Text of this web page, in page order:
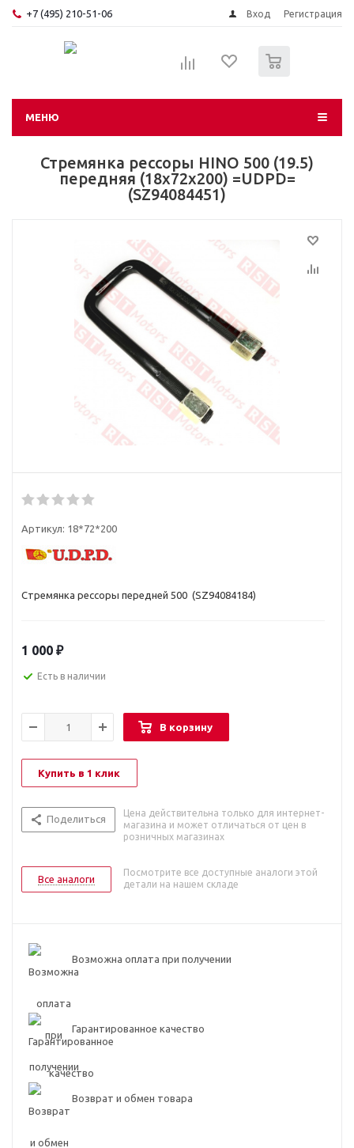
+7 (495) 210-51-06 Вход Регистрация
МЕНЮ
Стремянка рессоры HINO 500 (19.5)
передняя (18х72х200) =UDPD=
(SZ94084451)
Артикул: 18*72*200
Стремянка рессоры передней 500 (SZ94084184)
1 000 ₽
Есть в наличии
В корзину
Купить в 1 клик
Поделиться
Цена действительна только для интернет-
магазина и может отличаться от цен в
розничных магазинах
Все аналоги
Посмотрите все доступные аналоги этой
детали на нашем складе
Возможна оплата при получении
Гарантированное качество
Возврат и обмен товара